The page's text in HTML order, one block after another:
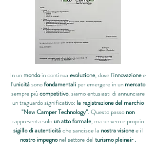
In un mondoin continua evoluzione, dove l'innovazionee
l'unicitàsonofondamentali per emergere in un mercato
sempre piùcompetitivo, siamo entusiasti di annunciare
un traguardo significativo: la registrazione del marchio
"New Camper Technology". Questo passo non
rappresenta soloun atto formale, ma un vero e proprio
sigillo di autenticitàche sancisce la nostra visionee il
nostro impegnonel settore del turismo pleinair .